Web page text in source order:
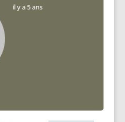
il y a 5 ans